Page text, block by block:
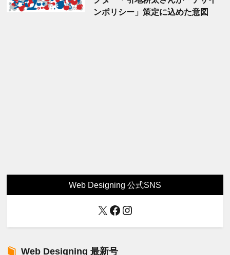
ンポリシー」策定に込めた意図
Web Designing 公式SNS
X Facebook
Instagram
Web Designing 最新号